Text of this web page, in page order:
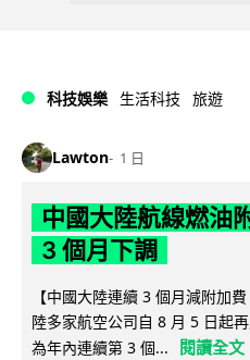
科技娛樂 生活科技 旅遊
Lawton 1 日
中國大陸航線燃油
3 個月下調
【中國大陸連續 3 個月減附加
陸多家航空公司自 8 月 5 日起
為年內連續第 3 個...
閱讀全文